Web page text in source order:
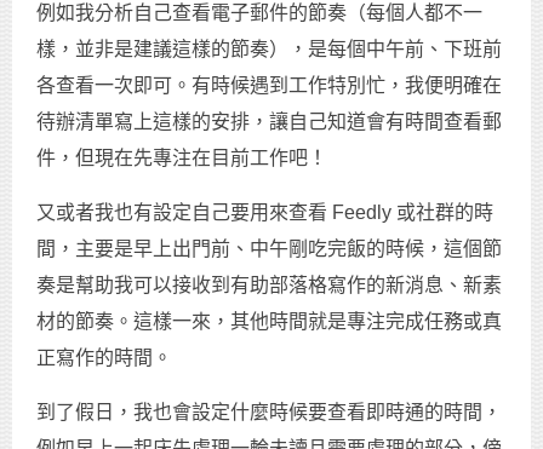
例如我分析自己查看電子郵件的節奏（每個人都不一
樣，並非是建議這樣的節奏），是每個中午前、下班前
各查看一次即可。有時候遇到工作特別忙，我便明確在
待辦清單寫上這樣的安排，讓自己知道會有時間查看郵
件，但現在先專注在目前工作吧！
又或者我也有設定自己要用來查看 Feedly 或社群的時
間，主要是早上出門前、中午剛吃完飯的時候，這個節
奏是幫助我可以接收到有助部落格寫作的新消息、新素
材的節奏。這樣一來，其他時間就是專注完成任務或真
正寫作的時間。
到了假日，我也會設定什麼時候要查看即時通的時間，